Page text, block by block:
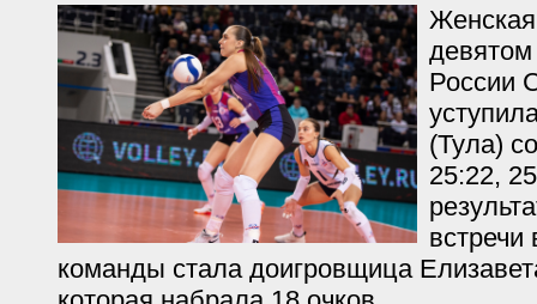
девятом
России
(Тула)
25:22,
встречи
команды стала доигровщица